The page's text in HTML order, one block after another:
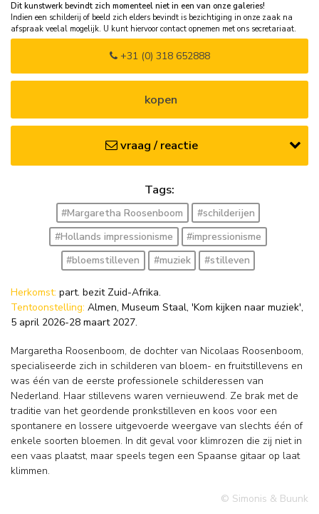
Dit kunstwerk bevindt zich momenteel niet in een van onze galeries!
Indien een schilderij of beeld zich elders bevindt is bezichtiging in onze zaak na
afspraak veelal mogelijk. U kunt hiervoor contact opnemen met ons secretariaat.
+31 (0) 318 652888
kopen
vraag / reactie
Tags:
#Margaretha Roosenboom
#schilderijen
#Hollands impressionisme
#impressionisme
#bloemstilleven
#muziek #stilleven
Herkomst: part. bezit Zuid-Afrika.
Tentoonstelling: Almen, Museum Staal, 'Kom kijken naar muziek',
5 april 2026-28 maart 2027.
Margaretha Roosenboom, de dochter van Nicolaas Roosenboom,
specialiseerde zich in schilderen van bloem- en fruitstillevens en
was één van de eerste professionele schilderessen van
Nederland. Haar stillevens waren vernieuwend. Ze brak met de
traditie van het geordende pronkstilleven en koos voor een
spontanere en lossere uitgevoerde weergave van slechts één of
enkele soorten bloemen. In dit geval voor klimrozen die zij niet in
een vaas plaatst, maar speels tegen een Spaanse gitaar op laat
klimmen.
© Simonis & Buunk